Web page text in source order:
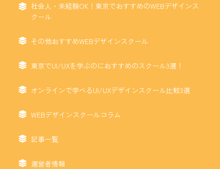
社会人・未経験OK！東京でおすすめのWEBデザインス
クール
その他おすすめWEBデザインスクール
東京でUI/UXを学ぶのにおすすめのスクール3選！
オンラインで学べるUI/UXデザインスクール比較3選
WEBデザインスクールコラム
記事一覧
運営者情報